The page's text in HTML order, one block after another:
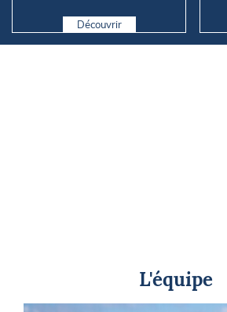
Découvrir
L'équipe